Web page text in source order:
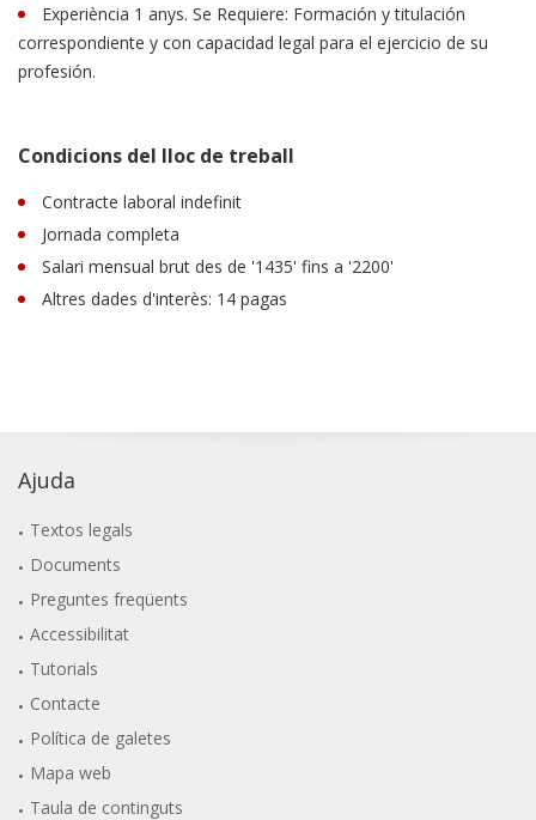
Experiència 1 anys. Se Requiere: Formación y titulación
correspondiente y con capacidad legal para el ejercicio de su
profesión.
Condicions del lloc de treball
Contracte laboral indefinit
Jornada completa
Salari mensual brut des de '1435' fins a '2200'
Altres dades d'interès: 14 pagas
Ajuda
Textos legals
Documents
Preguntes freqüents
Accessibilitat
Tutorials
Contacte
Política de galetes
Mapa web
Taula de continguts